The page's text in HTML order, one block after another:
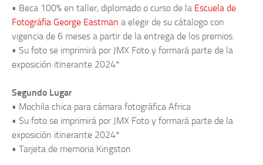
• Beca 100% en taller, diplomado o curso de la Escuela de
Fotográfia George Eastman a elegir de su cátalogo con
vigencia de 6 meses a partir de la entrega de los premios.
• Su foto se imprimirá por JMX Foto y formará parte de la
exposición itinerante 2024*
Segundo Lugar
• Mochila chica para cámara fotográfica Africa
• Su foto se imprimirá por JMX Foto y formará parte de la
exposición itinerante 2024*
• Tarjeta de memoria Kingston